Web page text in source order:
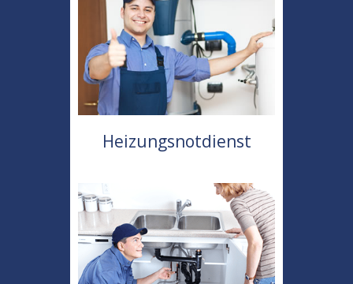
Heizungsnotdienst